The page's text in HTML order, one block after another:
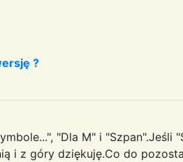
?
"Dla M" i "Szpan".Jeśli
i z góry dziękuję.Co do